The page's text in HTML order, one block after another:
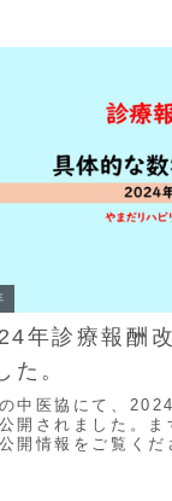
年診療報酬
た。
中医協にて、
開されました。
開情報をご覧く